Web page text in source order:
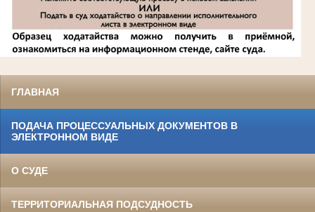
ГЛАВНАЯ
ПОДАЧА ПРОЦЕССУАЛЬНЫХ ДОКУМЕНТОВ В
ЭЛЕКТРОННОМ ВИДЕ
О СУДЕ
ТЕРРИТОРИАЛЬНАЯ ПОДСУДНОСТЬ